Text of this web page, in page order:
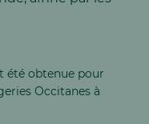
été obtenue pour
Occitanes à